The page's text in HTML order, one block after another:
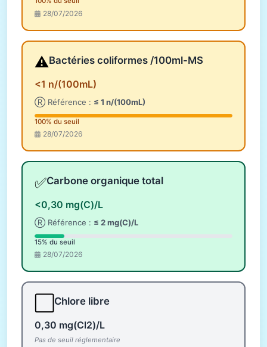
28/07/2026
⚠️Bactéries coliformes /100ml-MS
<1 n/(100mL)
Ⓡ Référence : ≤ 1 n/(100mL)
100% du seuil
28/07/2026
✅Carbone organique total
<0,30 mg(C)/L
Ⓡ Référence : ≤ 2 mg(C)/L
15% du seuil
28/07/2026
Chlore libre
0,30 mg(Cl2)/L
Pas de seuil réglementaire